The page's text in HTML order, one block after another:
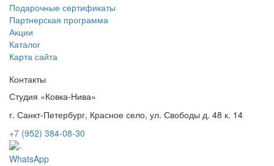
Подарочные сертификаты
Партнерская программа
Акции
Каталог
Карта сайта
Контакты
Студия «Ковка-Нива»
г. Санкт-Петербург, Красное село, ул. Свободы д. 48 к. 14
+7 (952) 384-08-30
WhatsApp